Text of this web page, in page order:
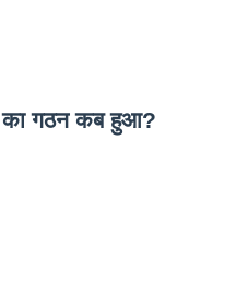
का गठन कब हुआ?